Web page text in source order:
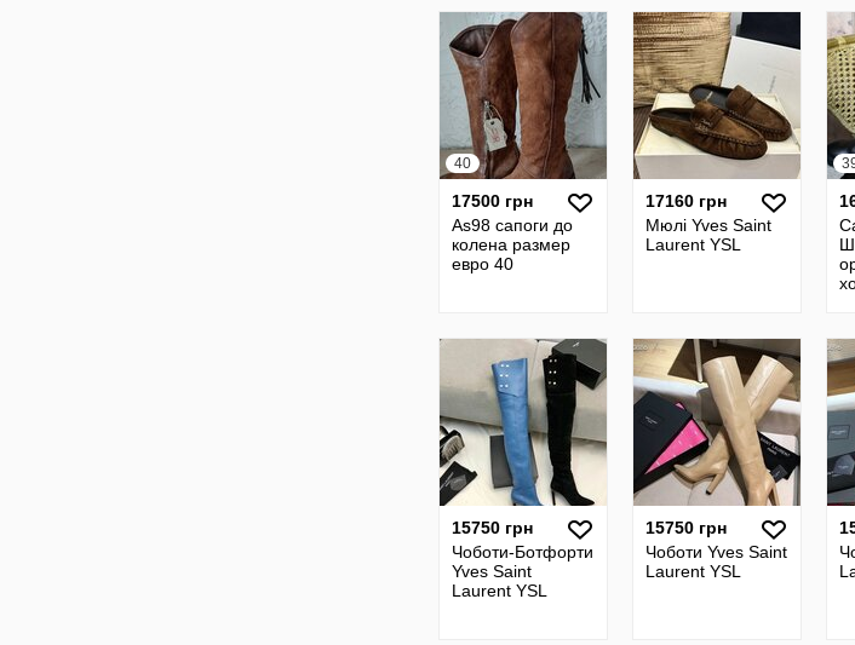
40
17500 грн
As98 сапоги до
колена размер
евро 40
17160 грн
Мюлі Yves Saint
Laurent YSL
15750 грн
Чоботи-Ботфорти
Yves Saint
Laurent YSL
15750 грн
Чоботи Yves Saint
Laurent YSL